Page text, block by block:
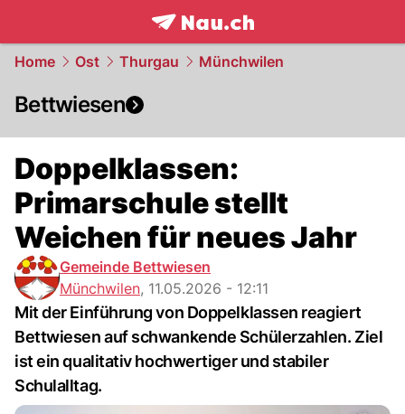
frontpage.NAU.ch
Home Ost Thurgau Münchwilen
Bettwiesen
Doppelklassen:
Primarschule stellt
Weichen für neues Jahr
Gemeinde Bettwiesen
Münchwilen, 11.05.2026 - 12:11
Mit der Einführung von Doppelklassen reagiert
Bettwiesen auf schwankende Schülerzahlen. Ziel
ist ein qualitativ hochwertiger und stabiler
Schulalltag.